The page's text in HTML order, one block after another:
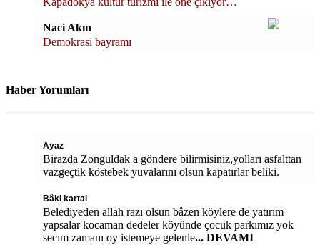
Naci Akın
Demokrasi bayramı
Haber Yorumları
Ayaz
Birazda Zonguldak a göndere bilirmisiniz,yolları asfalttan
vazgeçtik köstebek yuvalarını olsun kapatırlar beliki.
Bâki kartal
Belediyeden allah razı olsun bâzen köylere de yatırım
yapsalar kocaman dedeler köyünde çocuk parkımız yok
secım zamanı oy istemeye gelenle... DEVAMI